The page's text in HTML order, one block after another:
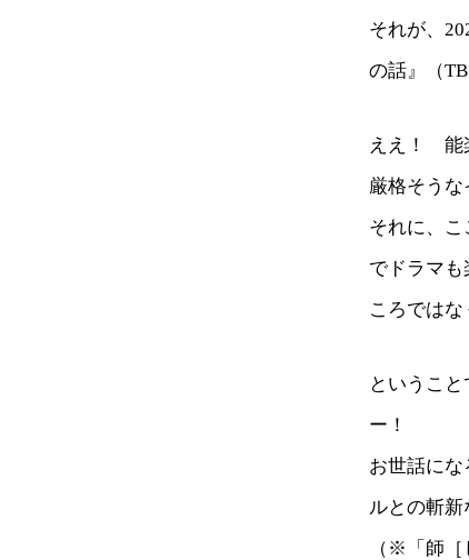
それが、
の話』（
ええ！ 能
厳格そう
それに、
でドラマ
ころでは
というこ
ー！
お世話に
ルとの斬
（※「師［